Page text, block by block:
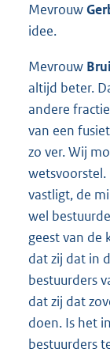
Mevrouw
idee.
Mevrouw
altijd beter.
andere
van een
zo ver. Wij
wetsvoorstel.
vastligt, de
wel
geest van de
dat zij dat in
bestuurders
dat zij dat
doen. Is het
bestuurders